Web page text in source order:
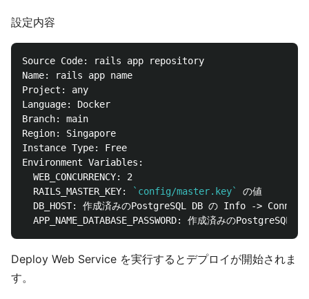
設定内容
Source Code: rails app repository
Name: rails app name
Project: any
Language: Docker
Branch: main
Region: Singapore
Instance Type: Free
Environment Variables:
  WEB_CONCURRENCY: 2
  RAILS_MASTER_KEY:
`config/master.key`
の値
DB_HOST: 作成済みのPostgreSQL DB の Info ->
Deploy Web Service を実行するとデプロイが開始されま
す。